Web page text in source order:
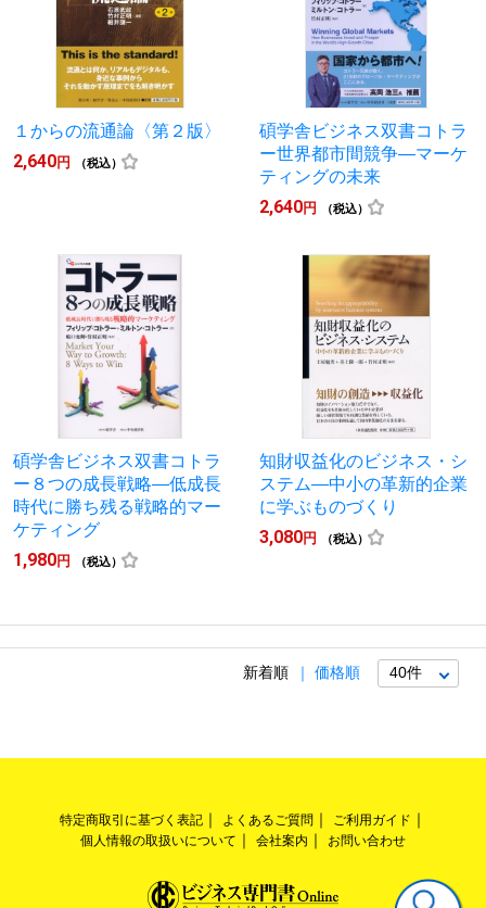
１からの流通論〈第２版〉
2,640円 （税込）
碩学舎ビジネス双書コトラ
ー世界都市間競争―マーケ
ティングの未来
2,640円 （税込）
碩学舎ビジネス双書コトラ
ー８つの成長戦略―低成長
時代に勝ち残る戦略的マー
ケティング
1,980円 （税込）
知財収益化のビジネス・シ
ステム―中小の革新的企業
に学ぶものづくり
3,080円 （税込）
新着順 価格順
特定商取引に基づく表記 よくあるご質問
ご利用ガイド
個人情報の取扱いについて
会社案内 お問い合わせ